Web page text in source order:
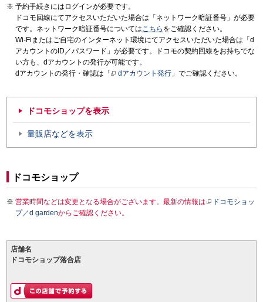
予約手続きにはログインが必要です。
ドコモ回線にてアクセスいただいた場合は「ネットワーク暗証番号」が必要
です。ネットワーク暗証番号についてはこちら をご確認ください。
Wi-Fiまたはご自宅のインターネット環境にてアクセスいただいた場合は「d
アカウントのID／パスワード」が必要です。ドコモの契約回線をお持ちでな
い方も、dアカウントの発行が可能です。
dアカウントの発行・確認は「
dアカウント発行 」でご確認ください。
ドコモショップを表示
量販店などを表示
ドコモショップ
営業時間などは変更となる場合がございます。最新の情報は
ドコモショッ
プ／d gardenからご確認ください。
店舗名
ドコモショップ落合店